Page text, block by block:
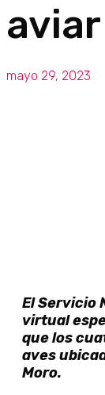
mayo 29, 2023
El Servicio
virtual
que los
aves
Moro.